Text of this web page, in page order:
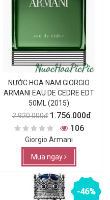
NƯỚC HOA NAM GIORGIO
ARMANI EAU DE CEDRE EDT
50ML (2015)
2.920.000đ 1.756.000đ
106
Giorgio Armani
Mua ngay
-46%